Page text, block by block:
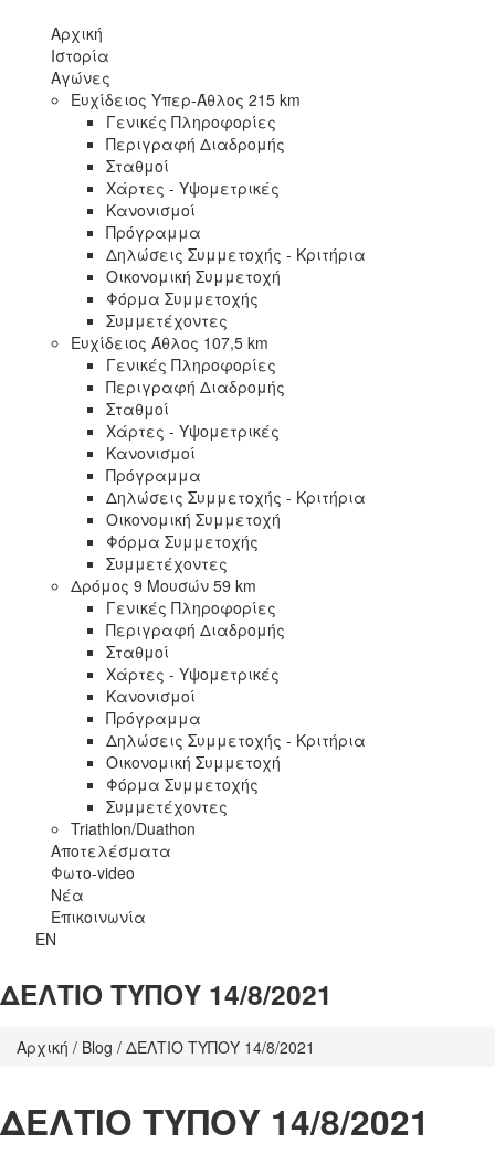
Αρχική
Ιστορία
Αγώνες
Ευχίδειος Υπερ-Άθλος 215 km
Γενικές Πληροφορίες
Περιγραφή Διαδρομής
Σταθμοί
Χάρτες - Υψομετρικές
Κανονισμοί
Πρόγραμμα
Δηλώσεις Συμμετοχής - Κριτήρια
Οικονομική Συμμετοχή
Φόρμα Συμμετοχής
Συμμετέχοντες
Ευχίδειος Άθλος 107,5 km
Γενικές Πληροφορίες
Περιγραφή Διαδρομής
Σταθμοί
Χάρτες - Υψομετρικές
Κανονισμοί
Πρόγραμμα
Δηλώσεις Συμμετοχής - Κριτήρια
Οικονομική Συμμετοχή
Φόρμα Συμμετοχής
Συμμετέχοντες
Δρόμος 9 Μουσών 59 km
Γενικές Πληροφορίες
Περιγραφή Διαδρομής
Σταθμοί
Χάρτες - Υψομετρικές
Κανονισμοί
Πρόγραμμα
Δηλώσεις Συμμετοχής - Κριτήρια
Οικονομική Συμμετοχή
Φόρμα Συμμετοχής
Συμμετέχοντες
Triathlon/Duathon
Αποτελέσματα
Φωτο-video
Νέα
Επικοινωνία
EN
ΔΕΛΤΙΟ ΤΥΠΟΥ 14/8/2021
Αρχική / Blog / ΔΕΛΤΙΟ ΤΥΠΟΥ 14/8/2021
ΔΕΛΤΙΟ ΤΥΠΟΥ 14/8/2021